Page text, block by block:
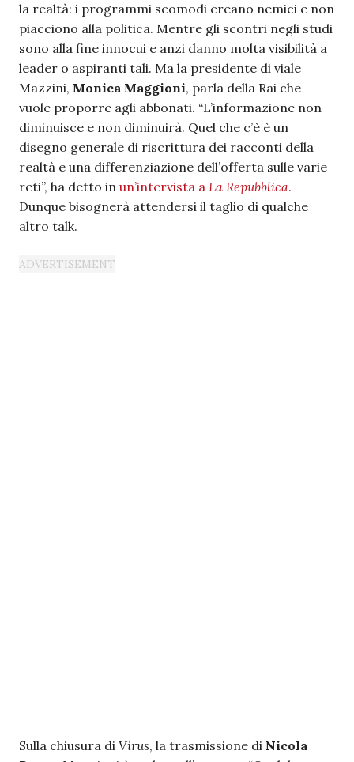
la realtà: i programmi scomodi creano nemici e non
piacciono alla politica. Mentre gli scontri negli studi
sono alla fine innocui e anzi danno molta visibilità a
leader o aspiranti tali. Ma la presidente di viale
Mazzini, Monica Maggioni, parla della Rai che
vuole proporre agli abbonati. “L’informazione non
diminuisce e non diminuirà. Quel che c’è è un
disegno generale di riscrittura dei racconti della
realtà e una differenziazione dell’offerta sulle varie
reti”, ha detto in un’intervista a La Repubblica.
Dunque bisognerà attendersi il taglio di qualche
altro talk.
Sulla chiusura di Virus, la trasmissione di Nicola